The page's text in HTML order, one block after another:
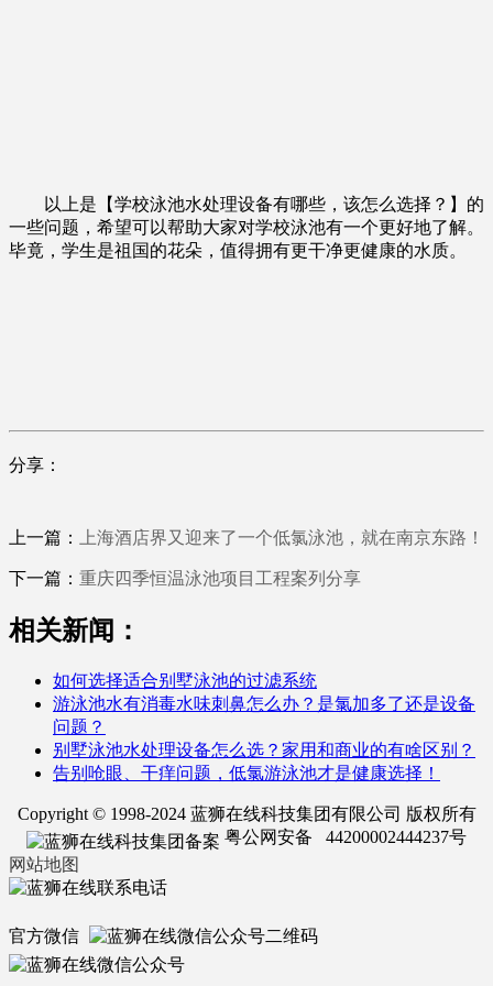
以上是【学校泳池水处理设备有哪些，该怎么选择？】的
一些问题，希望可以帮助大家对学校泳池有一个更好地了解。
毕竟，学生是祖国的花朵，值得拥有更干净更健康的水质。
分享：
上一篇： 上海酒店界又迎来了一个低氯泳池，就在南京东路！
下一篇： 重庆四季恒温泳池项目工程案列分享
相关新闻：
如何选择适合别墅泳池的过滤系统
游泳池水有消毒水味刺鼻怎么办？是氯加多了还是设备
问题？
别墅泳池水处理设备怎么选？家用和商业的有啥区别？
告别呛眼、干痒问题，低氯游泳池才是健康选择！
Copyright © 1998-2024 蓝狮在线科技集团有限公司 版权所有
粤公网安备 44200002444237号
网站地图
官方微信